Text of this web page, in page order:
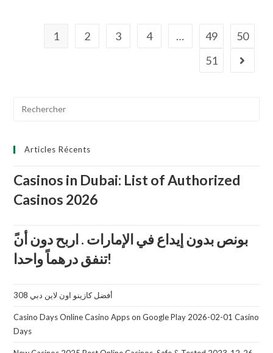
1 2 3 4 … 49
50
51
Search
Articles Récents
Casinos in Dubai: List of Authorized
Casinos 2026
تنفق درهماً واحدا!
أفضل كازينو اون لاين دبي 308
Casino Days Online Casino Apps on Google Play 2026-02-01 Casino
Days